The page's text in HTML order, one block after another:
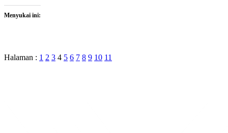
Menyukai ini:
Halaman : 1 2 3 4 5 6 7 8 9 10 11